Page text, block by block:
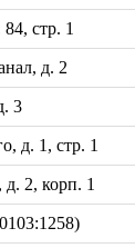
стр. 1
д. 2
3
д. 1, стр. 1
2, корп. 1